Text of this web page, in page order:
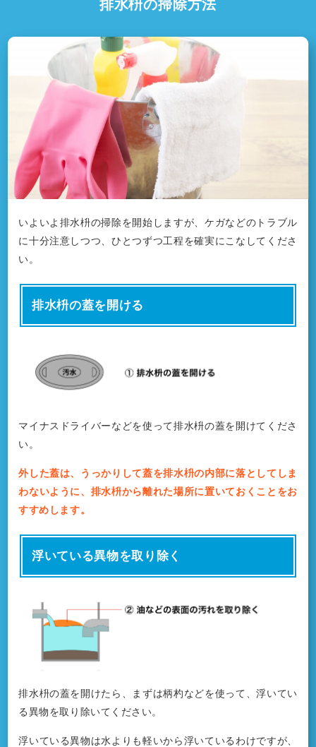
排水枡の掃除方法
いよいよ排水枡の掃除を開始しますが、ケガなどのトラブル
に十分注意しつつ、ひとつずつ工程を確実にこなしてくださ
い。
排水枡の蓋を開ける
マイナスドライバーなどを使って排水枡の蓋を開けてくださ
い。
外した蓋は、うっかりして蓋を排水枡の内部に落としてしま
わないように、排水枡から離れた場所に置いておくことをお
すすめします。
浮いている異物を取り除く
排水枡の蓋を開けたら、まずは柄杓などを使って、浮いてい
る異物を取り除いてください。
浮いている異物は水よりも軽いから浮いているわけですが、